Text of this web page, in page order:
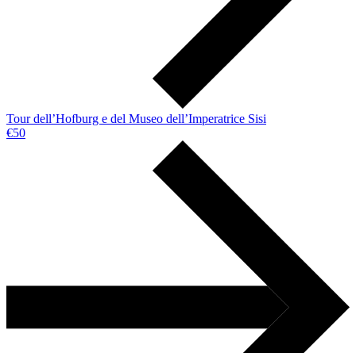
Tour dell’Hofburg e del Museo dell’Imperatrice Sisi
€50